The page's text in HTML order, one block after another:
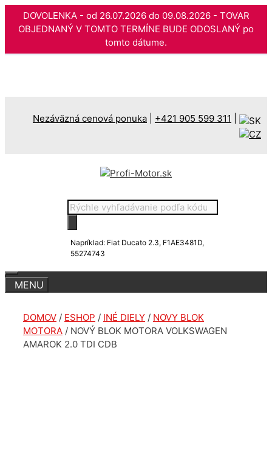
DOVOLENKA - od 26.07.2026 do 09.08.2026 - TOVAR
OBJEDNANÝ V TOMTO TERMÍNE BUDE ODOSLANÝ po
tomto dátume.
Nezáväzná cenová ponuka +421 905 599 311
Products
search
Napríklad: Fiat Ducato 2.3, F1AE3481D,
55274743
DOMOV / ESHOP / INÉ DIELY / NOVY BLOK
MOTORA / NOVÝ BLOK MOTORA VOLKSWAGEN
AMAROK 2.0 TDI CDB